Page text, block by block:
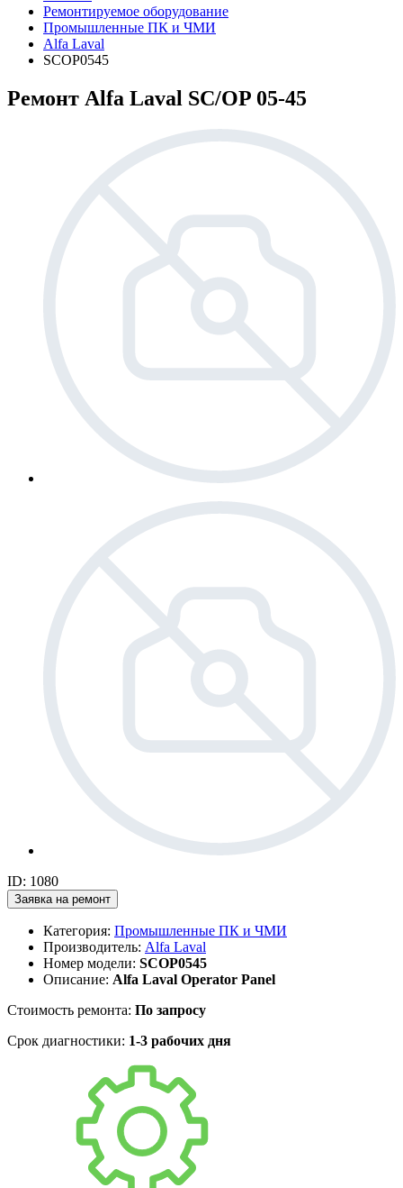
Ремонтируемое оборудование
Промышленные ПК и ЧМИ
Alfa Laval
SCOP0545
Ремонт Alfa Laval SC/OP 05-45
ID: 1080
Заявка на ремонт
Категория: Промышленные ПК и ЧМИ
Производитель: Alfa Laval
Номер модели: SCOP0545
Описание: Alfa Laval Operator Panel
Стоимость ремонта: По запросу
Срок диагностики: 1-3 рабочих дня